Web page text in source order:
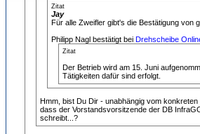
Zitat
Jay
Für alle Zweifler gibt's die Bestätigung von
Philipp Nagl bestätigt bei Drehscheibe
Zitat
Der Betrieb wird am 15. Juni
Tätigkeiten dafür sind erfolgt.
Hmm, bist Du Dir - unabhängig vom
dass der Vorstandsvorsitzende der DB
schreibt...?